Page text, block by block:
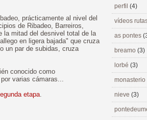
prácticamente al nivel del
de Ribadeo, Barreiros,
la mitad del desnivel total de la
en ligera bajada" que cruza
un par de subidas, cruza
conocido como
varias cámaras...
etapa.
perfil (4)
vídeos
as pontes
breamo (3)
lorbé (3)
nieve (3)